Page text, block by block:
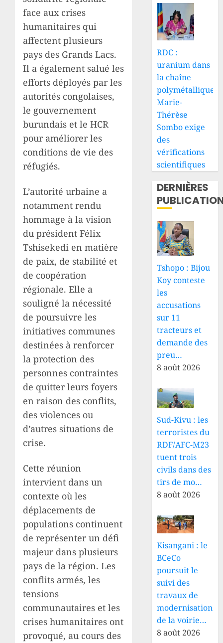
face aux crises
humanitaires qui
affectent plusieurs
pays des Grands Lacs.
Il a également salué les
efforts déployés par les
autorités congolaises,
le gouvernement
burundais et le HCR
pour améliorer les
conditions de vie des
réfugiés.
L’autorité urbaine a
notamment rendu
hommage à la vision
du président Félix
Tshisekedi en matière
de paix, de stabilité et
de coopération
régionale. Elle a
souligné la nécessité
de poursuivre les
initiatives communes
destinées à renforcer
la protection des
personnes contraintes
de quitter leurs foyers
en raison des conflits,
des violences ou
d’autres situations de
crise.
Cette réunion
intervient dans un
contexte où les
déplacements de
populations continuent
de représenter un défi
majeur dans plusieurs
pays de la région. Les
conflits armés, les
tensions
communautaires et les
crises humanitaires ont
provoqué, au cours des
RDC :
uranium dans
la chaîne
polymétallique,
Marie-
Thérèse
Sombo exige
des
vérifications
scientifiques
DERNIÈRES
Tshopo : Bijou
Koy conteste
les
accusations
sur 11
tracteurs et
demande des
preu…
8 août 2026
Sud-Kivu : les
terroristes du
RDF/AFC-M23
tuent trois
civils dans des
tirs de mo…
8 août 2026
Kisangani : le
BCeCo
poursuit le
suivi des
travaux de
modernisation
de la voirie…
8 août 2026